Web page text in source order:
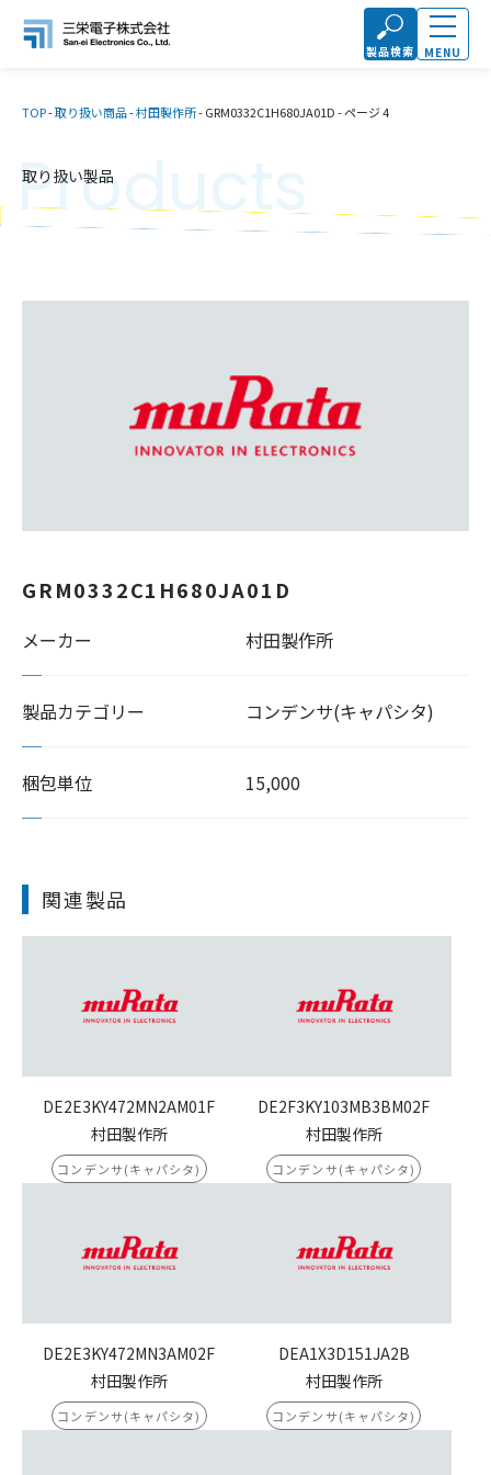
製品検索 MENU
TOP-取り扱い商品-村田製作所-GRM0332C1H680JA01D-ページ 4
取り扱い製品
Products
GRM0332C1H680JA01D
メーカー 村田製作所
製品カテゴリー コンデンサ(キャパシタ)
梱包単位 15,000
関連製品
DE2E3KY472MN2AM01F
村田製作所
コンデンサ(キャパシタ)
DE2F3KY103MB3BM02F
村田製作所
コンデンサ(キャパシタ)
DE2E3KY472MN3AM02F
村田製作所
コンデンサ(キャパシタ)
DEA1X3D151JA2B
村田製作所
コンデンサ(キャパシタ)